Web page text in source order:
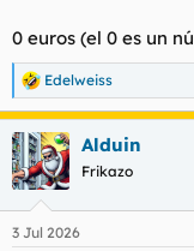
0 euros (el 0 es un
R
e
a
c
c
i
e
Edelweiss
Alduin
Frikazo
3 Jul 2026